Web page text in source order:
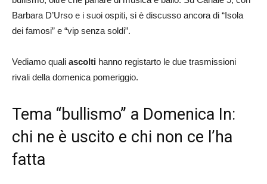
Barbara D’Urso e i suoi ospiti, si è discusso ancora di “Isola
dei famosi” e “vip senza soldi”.
Vediamo quali ascolti hanno registarto le due trasmissioni
rivali della domenica pomeriggio.
Tema “bullismo” a Domenica In:
chi ne è uscito e chi non ce l’ha
fatta